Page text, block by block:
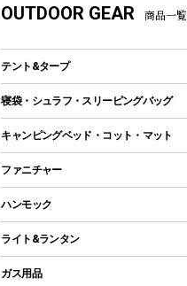
OUTDOOR GEAR 商品一覧
テント&タープ
テント
ツールームテント
ワンポールテント
シェルターテント
ロッジ型・オリジナルテント
寝袋・シュラフ・スリーピングバッグ
レクタングラー型（封筒型）シュラフ
インナーシュラフ
キャンピングベッド・コット・マット
キャンピングベッド・コット
インフレータブルマット
ファニチャー
アウトドアテーブル
レジャーシート
ハンモック
ライト&ランタン
LEDランタン
ガス用品